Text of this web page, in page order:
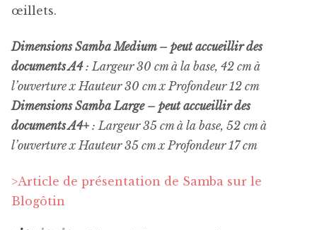
œillets.
Dimensions Samba Medium – peut accueillir des
documents A4: Largeur 30 cm à la base, 42 cm à
l’ouverture x Hauteur 30 cm x Profondeur 12 cm
Dimensions Samba Large – peut accueillir des
documents A4+ : Largeur 35 cm à la base, 52 cm à
l’ouverture x Hauteur 35 cm x Profondeur 17 cm
>Article de présentation de Samba sur le
Blogôtin